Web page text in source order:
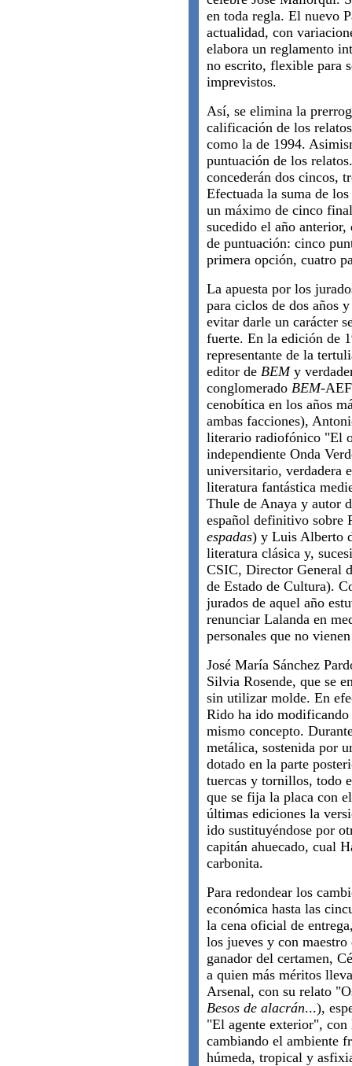
en toda regla. El nuevo
actualidad, con
elabora un reglamento
no escrito, flexible para
imprevistos.
Así, se elimina la
calificación de los
como la de 1994.
puntuación de los
concederán dos cincos,
Efectuada la suma de
un máximo de cinco
sucedido el año anterior,
de puntuación: cinco
primera opción, cuatro
La apuesta por los
para ciclos de dos años
evitar darle un carácter
fuerte. En la edición de
representante de la
editor de BEMy
conglomerado BEM-
cenobítica en los años
ambas facciones),
literario radiofónico "El
independiente Onda
universitario, verdadera
literatura fantástica
Thule de Anaya y autor
español definitivo sobre
espadas) y Luis Alberto
literatura clásica y,
CSIC, Director General
de Estado de Cultura).
jurados de aquel año
renunciar Lalanda en
personales que no
José María Sánchez
Silvia Rosende, que se
sin utilizar molde. En
Rido ha ido modificando
mismo concepto.
metálica, sostenida por
dotado en la parte
tuercas y tornillos, todo
que se fija la placa con
últimas ediciones la
ido sustituyéndose por
capitán ahuecado, cual
carbonita.
Para redondear los
económica hasta las
la cena oficial de
los jueves y con
ganador del certamen,
a quien más méritos
Arsenal, con su relato
Besos de alacrán...),
"El agente exterior", con
cambiando el ambiente
húmeda, tropical y